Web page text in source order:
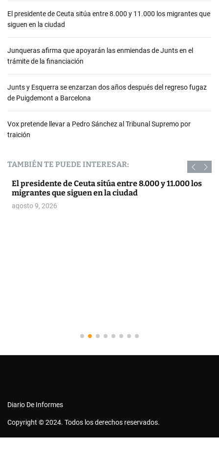
El presidente de Ceuta sitúa entre 8.000 y 11.000 los migrantes que
siguen en la ciudad
Junqueras afirma que apoyarán las enmiendas de Junts en el
trámite de la financiación
Junts y Esquerra se enzarzan dos años después del regreso fugaz
de Puigdemont a Barcelona
Vox pretende llevar a Pedro Sánchez al Tribunal Supremo por
traición
TAMBIÉN TE PUEDE INTERESAR:
El presidente de Ceuta sitúa entre 8.000 y 11.000 los
migrantes que siguen en la ciudad
agosto 9, 2026
Diario De Informes
Copyright © 2024. Todos los derechos reservados.